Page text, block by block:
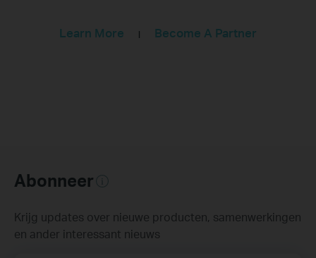
Learn More | Become A Partner
Abonneer
Krijg updates over nieuwe producten, samenwerkingen
en ander interessant nieuws